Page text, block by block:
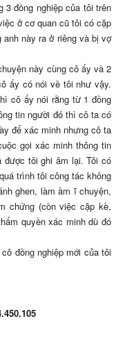
3 đồng nghiệp của tôi trên
ở cơ quan cũ tôi có cặp
này ra ở riêng và bị vợ
này cùng cô ấy và 2
ấy có nói về tôi như vậy.
cô ấy nói rằng từ 1 đồng
tin người đó thì cô ta có
để xác minh nhưng cô ta
gọi xác minh thông tin
được tôi ghi âm lại. Tôi có
trình tôi công tác không
ghen, làm ầm ĩ chuyện,
chứng (còn việc cặp kè,
quyền xác minh dù đó
đồng nghiệp mới của tôi